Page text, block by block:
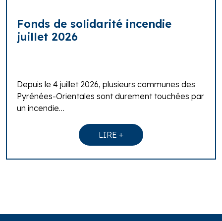
Fonds de solidarité incendie
juillet 2026
Depuis le 4 juillet 2026, plusieurs communes des
Pyrénées-Orientales sont durement touchées par
un incendie…
LIRE +